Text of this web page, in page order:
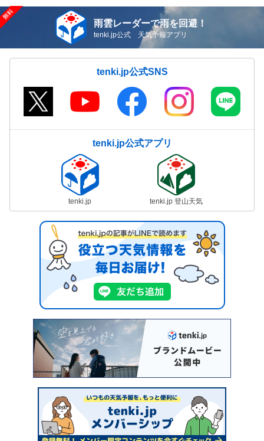
雨雲レーダーで雨を回避！
tenki.jp公式 天気予報アプリ
tenki.jp公式SNS
tenki.jp公式アプリ
tenki.jp tenki.jp 登山天気